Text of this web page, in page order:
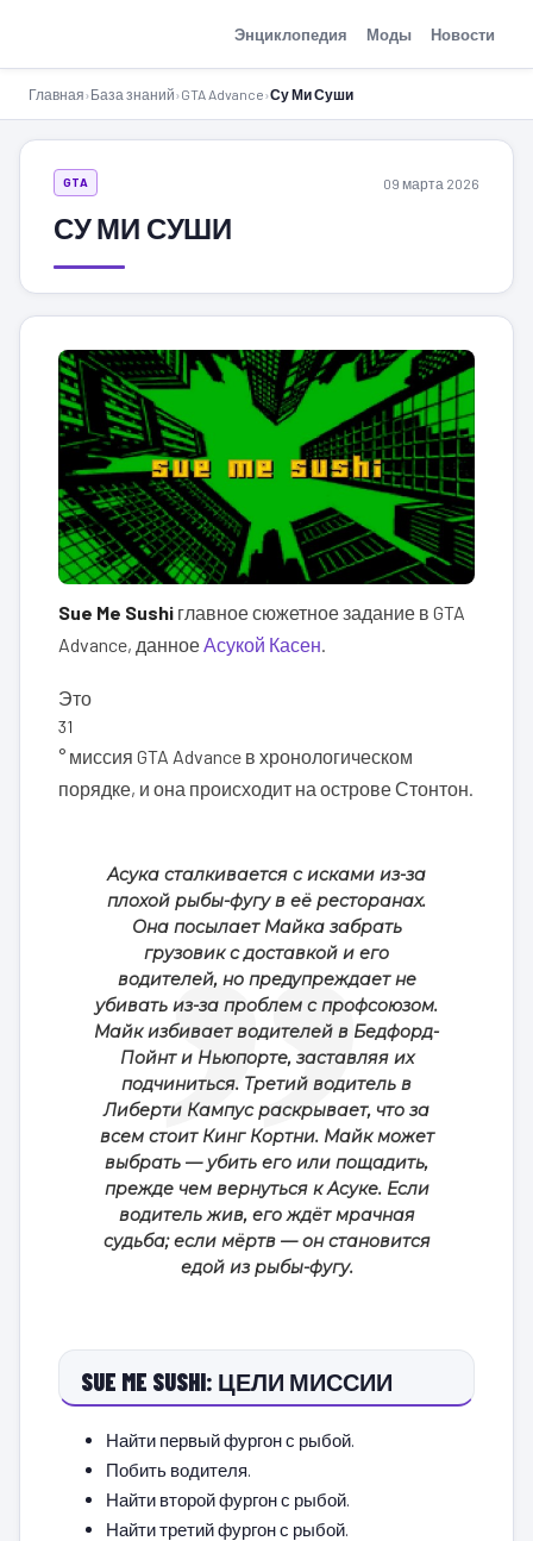
Энциклопедия Моды Новости
Главная›База знаний›GTA Advance›Су Ми Суши
GTA 09 марта 2026
СУ МИ СУШИ
Sue Me Sushi главное сюжетное задание в GTA
Advance, данноеАсукой Касен.
Это
31
° миссия GTA Advance в хронологическом
порядке, и она происходит на острове Стонтон.
Асука сталкивается с исками из-за
плохой рыбы-фугу в её ресторанах.
Она посылает Майка забрать
грузовик с доставкой и его
водителей, но предупреждает не
убивать из-за проблем с профсоюзом.
Майк избивает водителей в Бедфорд-
Пойнт и Ньюпорте, заставляя их
подчиниться. Третий водитель в
Либерти Кампус раскрывает, что за
всем стоит Кинг Кортни. Майк может
выбрать — убить его или пощадить,
прежде чем вернуться к Асуке. Если
водитель жив, его ждёт мрачная
судьба; если мёртв — он становится
едой из рыбы-фугу.
SUE ME SUSHI: ЦЕЛИ МИССИИ
Найти первый фургон с рыбой.
Побить водителя.
Найти второй фургон с рыбой.
Найти третий фургон с рыбой.